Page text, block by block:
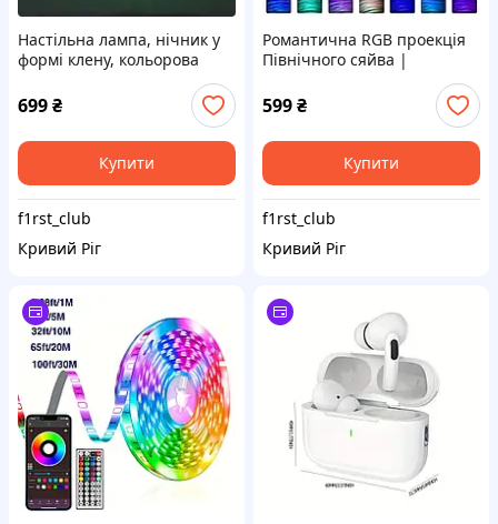
Настільна лампа, нічник у
формі клену, кольорова
креативна настільна лампа,
16 кольорів акрилова
настільна л
699₴
Купити
f1rst_club
Кривий Ріг
Романтична RGB проекція
Північного сяйва |
Декоративне світло | USB
лампа | Настільна лампа |
Проекційна лампа |
Підключення через
599₴
Купити
f1rst_club
Кривий Ріг